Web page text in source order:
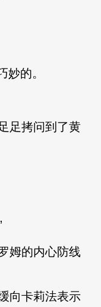
妙的。
足拷问到了黄
姆的内心防线
向卡莉法表示